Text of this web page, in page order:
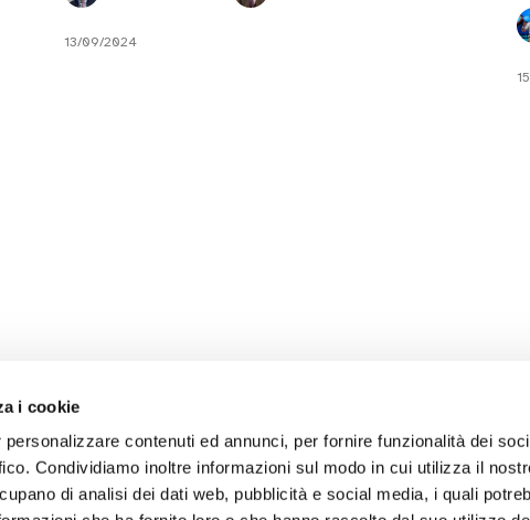
i cookie
contenuti ed annunci, per fornire funzionalità dei
Condividiamo inoltre informazioni sul modo in cui utilizza il
di analisi dei dati web, pubblicità e social media, i quali
13/09/2024